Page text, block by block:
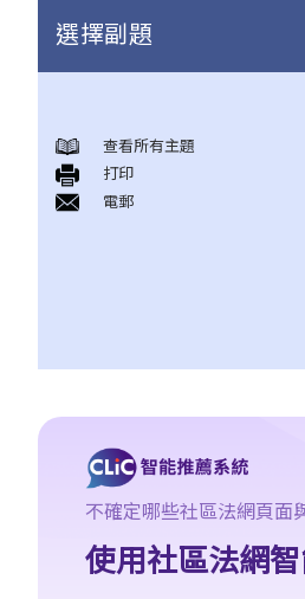
選擇副題
1. 哪些香港法例是主要的反歧視法例?
2. 平等機會委員會（簡稱平機會）之
性別歧視
不同？
3. 年齡如何會與性別歧視有關連？
時將不同的年齡要求引用於男性及
4. 怎樣為之性騷擾？《性別歧視條
所發生的性騷擾行為？
5. 如果閣下被性騷擾，可以做些甚
查看所有主題
打印
電郵
不確定哪些社區法網頁面
使用社區法網